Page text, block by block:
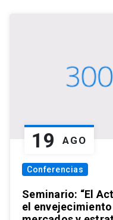
19 AGO
Conferencias
Seminario: “El
el